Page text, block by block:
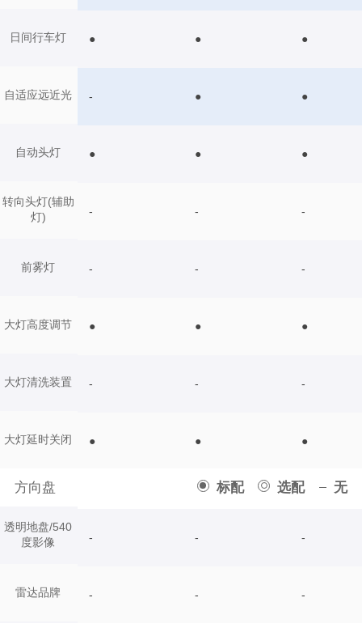
日间行车灯
自适应远近光
自动头灯
转向头灯(辅助
灯)
前雾灯
大灯高度调节
大灯清洗装置
大灯延时关闭
方向盘 标配 选配 无
透明地盘/540
度影像
雷达品牌
● ● ●
- ● ●
● ● ●
- - -
- - -
● ● ●
- - -
● ● ●
- - -
- - -